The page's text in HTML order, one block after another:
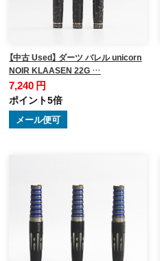
【中古 Used】 ダーツ バレル unicorn
NOIR KLAASEN 22G …
7,240 円
ポイント5倍
メール便可